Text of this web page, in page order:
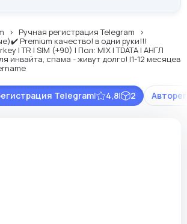
Ручная регистрация Telegram
Premium качество! в одни руки!!!
| TR | SIM (+90) | Пол: MIX | TDATA | АНГЛ
инвайта, спама - живут долго! |1-12 месяцев
Telegram| 4,8| 2